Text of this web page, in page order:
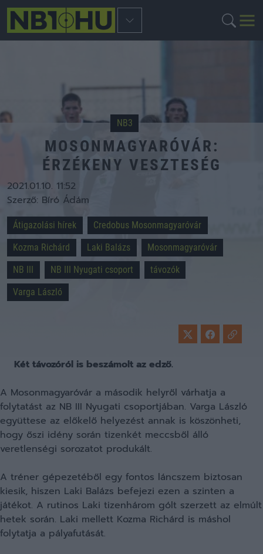
NB3
MOSONMAGYARÓVÁR:
ÉRZÉKENY VESZTESÉG
2021.01.10. 11:52
Szerző: Bíró Ádám
Átigazolási hírek
Credobus Mosonmagyaróvár
Kozma Richárd
Laki Balázs
Mosonmagyaróvár
NB III
NB III Nyugati csoport
távozók
Varga László
Két távozóról is beszámolt az edző.
A Mosonmagyaróvár a második helyről várhatja a
folytatást az NB III Nyugati csoportjában. Varga László
együttese az előkelő helyezést annak is köszönheti,
hogy őszi idény során tizenkét meccsből álló
veretlenségi sorozatot produkált.
A tréner gépezetéből egy fontos láncszem biztosan
kiesik, hiszen Laki Balázs befejezi ezen a szinten a
játékot. A rutinos Laki tizenhárom gólt szerzett az elmúlt
hetek során. Laki mellett Kozma Richárd is máshol
folytatja a pályafutását.